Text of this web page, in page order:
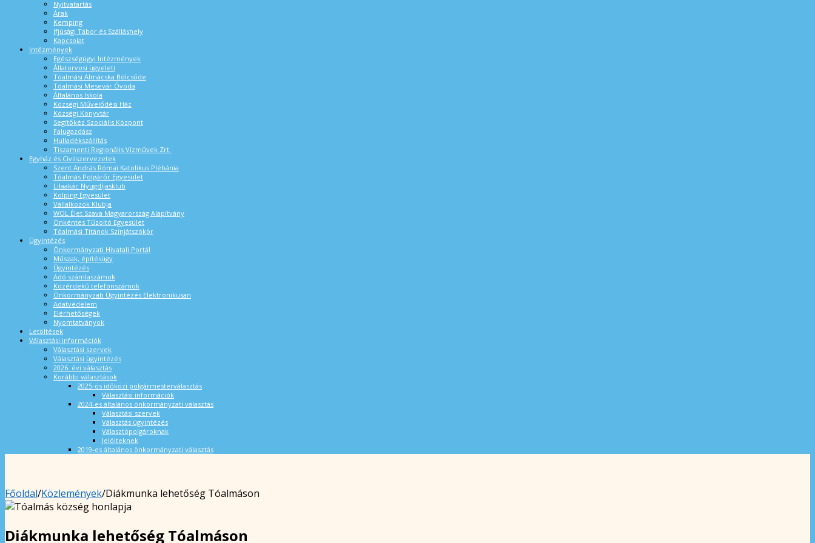
Nyitvatartás
Árak
Kemping
Ifjúsági Tábor és Szálláshely
Kapcsolat
Intézmények
Egészségügyi Intézmények
Állatorvosi ügyeleti
Tóalmási Almácska Bölcsőde
Tóalmási Mesevár Óvoda
Általános Iskola
Községi Művelődési Ház
Községi Könyvtár
Segítőkéz Szociális Központ
Falugazdász
Hulladékszállítás
Tiszamenti Regionális Vízművek Zrt.
Egyház és Civilszervezetek
Szent András Római Katolikus Plébánia
Tóalmás Polgárőr Egyesület
Lilaakác Nyugdíjasklub
Kolping Egyesület
Vállalkozók Klubja
WOL Élet Szava Magyarország Alapítvány
Önkéntes Tűzoltó Egyesület
Tóalmási Titánok Színjátszókör
Ügyintézés
Önkormányzati Hivatali Portál
Műszak, építésügy
Ügyintézés
Adó számlaszámok
Közérdekű telefonszámok
Önkormányzati Ügyintézés Elektronikusan
Adatvédelem
Elérhetőségek
Nyomtatványok
Letöltések
Választási információk
Választási szervek
Választási ügyintézés
2026. évi választás
Korábbi választások
2025-ös időközi polgármesterválasztás
Választási információk
2024-es általános önkormányzati választás
Választási szervek
Választás ügyintézés
Választópolgároknak
Jelölteknek
2019-es általános önkormányzati választás
Főoldal/Közlemények/Diákmunka lehetőség Tóalmáson
Diákmunka lehetőség Tóalmáson